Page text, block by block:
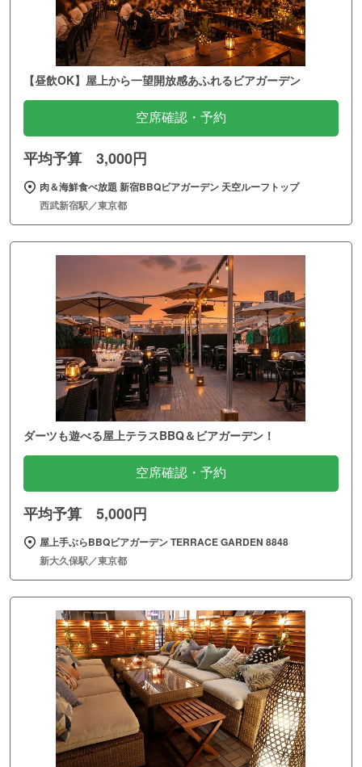
【昼飲OK】屋上から一望開放感あふれるビアガーデン
空席確認・予約
平均予算 3,000円
肉＆海鮮食べ放題 新宿BBQビアガーデン 天空ルーフトップ
西武新宿駅／東京都
ダーツも遊べる屋上テラスBBQ＆ビアガーデン！
空席確認・予約
平均予算 5,000円
屋上手ぶらBBQビアガーデン TERRACE GARDEN 8848
新大久保駅／東京都